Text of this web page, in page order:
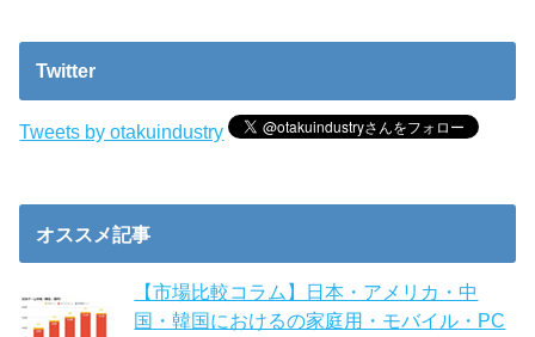
Twitter
Tweets by otakuindustry
オススメ記事
【市場比較コラム】日本・アメリカ・中
国・韓国におけるの家庭用・モバイル・PC